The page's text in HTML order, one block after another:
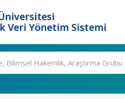
Veri Yönetim Sistemi